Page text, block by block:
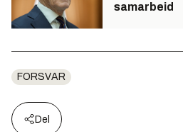
samarbeid
FORSVAR
Del